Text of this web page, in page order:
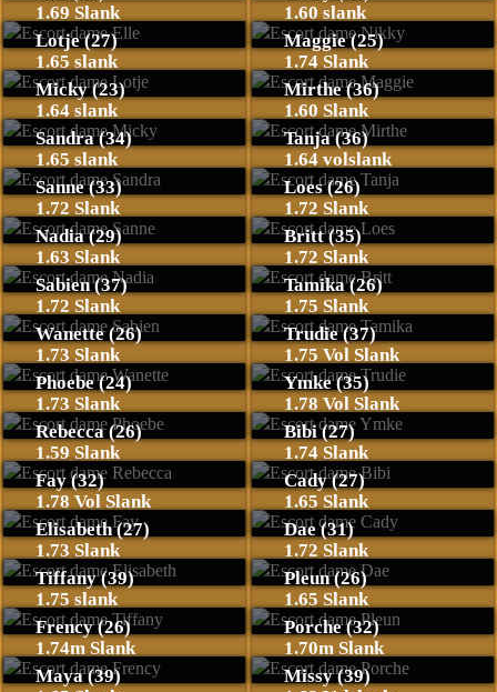
1.69 Slank
1.60 slank
Lotje (27)
1.65 slank
Maggie (25)
1.74 Slank
Micky (23)
1.64 slank
Mirthe (36)
1.60 Slank
Sandra (34)
1.65 slank
Tanja (36)
1.64 volslank
Sanne (33)
1.72 Slank
Loes (26)
1.72 Slank
Nadia (29)
1.63 Slank
Britt (35)
1.72 Slank
Sabien (37)
1.72 Slank
Tamika (26)
1.75 Slank
Wanette (26)
1.73 Slank
Trudie (37)
1.75 Vol Slank
Phoebe (24)
1.73 Slank
Ymke (35)
1.78 Vol Slank
Rebecca (26)
1.59 Slank
Bibi (27)
1.74 Slank
Fay (32)
1.78 Vol Slank
Cady (27)
1.65 Slank
Elisabeth (27)
1.73 Slank
Dae (31)
1.72 Slank
Tiffany (39)
1.75 slank
Pleun (26)
1.65 Slank
Frency (26)
1.74m Slank
Porche (32)
1.70m Slank
Maya (39)
Missy (39)